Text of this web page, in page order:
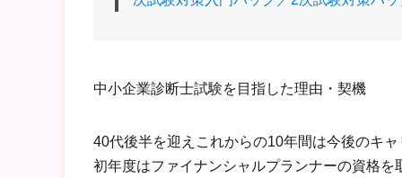
中小企業診断士試験を目指した理由・契機
40代後半を迎えこれからの10年間は今後のキ
初年度はファイナンシャルプランナーの資格